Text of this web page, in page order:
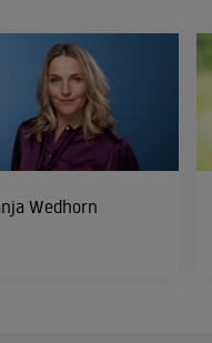
Wedhorn